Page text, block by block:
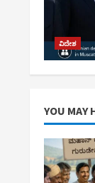
ವಿದೇಶ
YOU MAY